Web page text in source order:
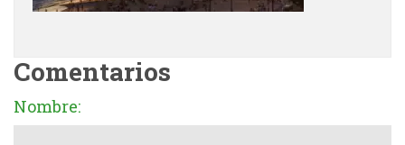
Comentarios
Nombre: